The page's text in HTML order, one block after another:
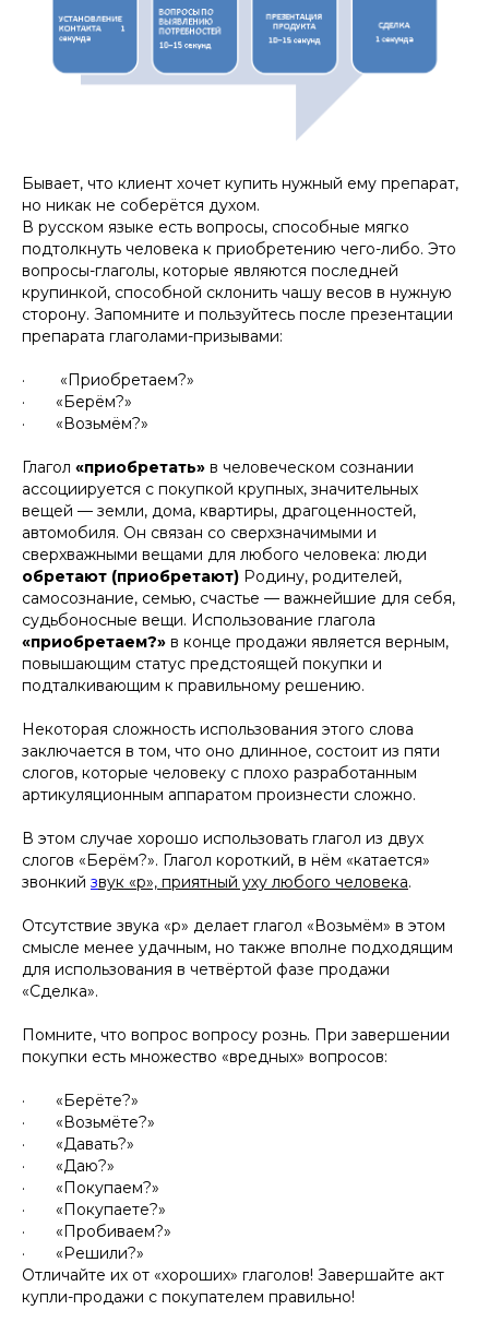
Бывает, что клиент хочет купить нужный ему препарат,
но никак не соберётся духом.
В русском языке есть вопросы, способные мягко
подтолкнуть человека к приобретению чего-либо. Это
вопросы-глаголы, которые являются последней
крупинкой, способной склонить чашу весов в нужную
сторону. Запомните и пользуйтесь после презентации
препарата глаголами-призывами:
· «Приобретаем?»
· «Берём?»
· «Возьмём?»
Глагол «приобретать» в человеческом сознании
ассоциируется с покупкой крупных, значительных
вещей — земли, дома, квартиры, драгоценностей,
автомобиля. Он связан со сверхзначимыми и
сверхважными вещами для любого человека: люди
обретают (приобретают) Родину, родителей,
самосознание, семью, счастье — важнейшие для себя,
судьбоносные вещи. Использование глагола
«приобретаем?» в конце продажи является верным,
повышающим статус предстоящей покупки и
подталкивающим к правильному решению.
Некоторая сложность использования этого слова
заключается в том, что оно длинное, состоит из пяти
слогов, которые человеку с плохо разработанным
артикуляционным аппаратом произнести сложно.
В этом случае хорошо использовать глагол из двух
слогов «Берём?». Глагол короткий, в нём «катается»
звонкий звук «р», приятный уху любого человека.
Отсутствие звука «р» делает глагол «Возьмём» в этом
смысле менее удачным, но также вполне подходящим
для использования в четвёртой фазе продажи
«Сделка».
Помните, что вопрос вопросу рознь. При завершении
покупки есть множество «вредных» вопросов:
· «Берёте?»
· «Возьмёте?»
· «Давать?»
· «Даю?»
· «Покупаем?»
· «Покупаете?»
· «Пробиваем?»
· «Решили?»
Отличайте их от «хороших» глаголов! Завершайте акт
купли-продажи с покупателем правильно!